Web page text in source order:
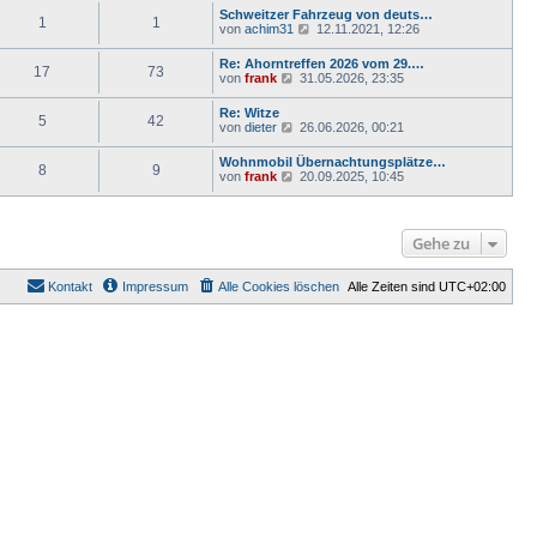
r
a
g
e
r
a
g
t
e
r
B
e
a
g
1 1
Schweitzer Fahrzeug von deuts…
von achim31
N
e
s
t
r
e
i
t
r
12.11.2021, 12:26
17 73
Re: Ahorntreffen 2026 vom 29.…
von frank
N
e
s
t
e
31.05.2026, 23:35
5 42
Re: Witze
von dieter
N
u
e
s
t
i
t
26.06.2026, 00:21
8 9
Wohnmobil Übernachtungsplätze…
von frank
N
B
e
20.09.2025, 10:45
Gehe zu
Alle Zeiten sind UTC+02:00
Alle Cookies löschen
Impressum
Kontakt